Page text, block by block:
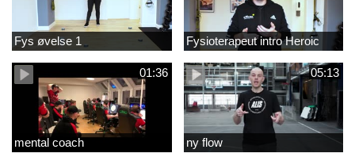
Fys øvelse 1 Fysioterapeut intro Heroic
01:36
mental coach
05:13
ny flow